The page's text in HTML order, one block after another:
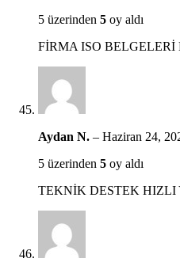
5 üzerinden 5 oy aldı
FİRMA ISO BELGELERİ
Aydan N. – Haziran 24,
5 üzerinden 5 oy aldı
TEKNİK DESTEK HIZLI